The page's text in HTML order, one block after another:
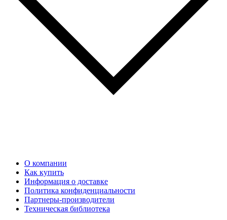
О компании
Как купить
Информация о доставке
Политика конфиденциальности
Партнеры-производители
Техническая библиотека